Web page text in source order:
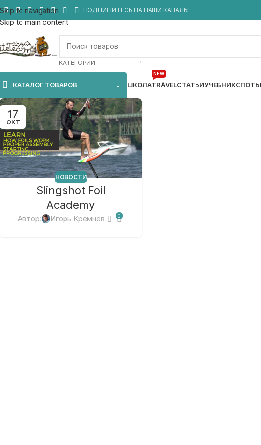
Skip to navigation
Skip to main content
ПОДПИШИТЕСЬ НА НАШИ КАНАЛЫ
КАТЕГОРИИ
КАТАЛОГ ТОВАРОВ ШКОЛАTRAVEL
NEW
СТАТЬИУЧЕБНИКСПОТЫ
17
ОКТ
НОВОСТИ
Slingshot Foil
Academy
Автор: Игорь Кремнёв 0